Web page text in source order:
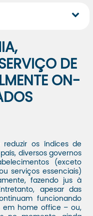
DE
ON-
os índices de
diversos governos
(exceto
serviços essenciais)
fazendo jus à
apesar das
funcionando
em home office – ou,